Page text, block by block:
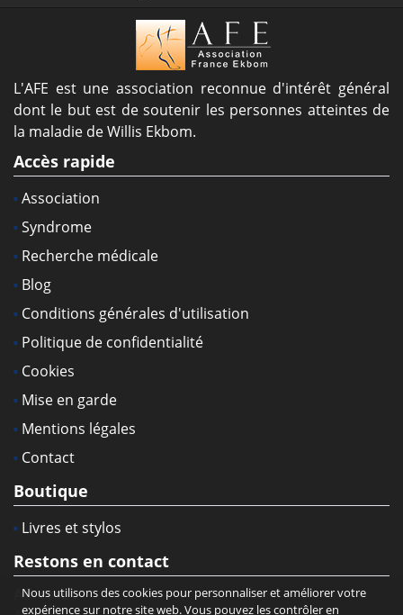
L'AFE est une association reconnue d'intérêt général
dont le but est de soutenir les personnes atteintes de
la maladie de Willis Ekbom.
Accès rapide
Association
Syndrome
Recherche médicale
Blog
Conditions générales d'utilisation
Politique de confidentialité
Cookies
Mise en garde
Mentions légales
Contact
Boutique
Livres et stylos
Restons en contact
Adresse :
Nous utilisons des cookies pour personnaliser et améliorer votre
expérience sur notre site web. Vous pouvez les contrôler en